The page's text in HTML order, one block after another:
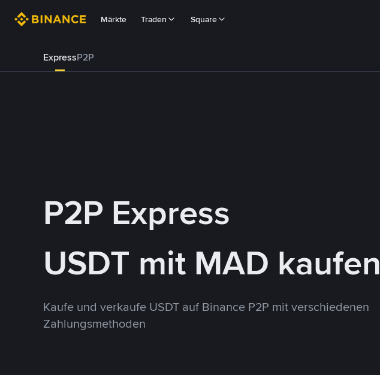
Märkte Traden Square
ExpressP2P
P2P Express
USDT mit MAD kaufen
Kaufe und verkaufe USDT auf Binance P2P mit verschiedenen
Zahlungsmethoden